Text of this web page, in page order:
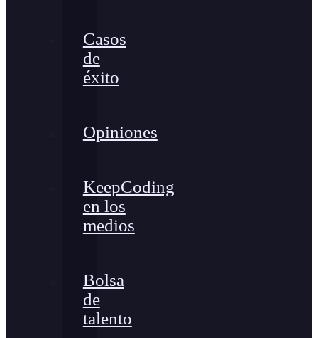
Casos
de
éxito
Opiniones
KeepCoding
en los
medios
Bolsa
de
talento